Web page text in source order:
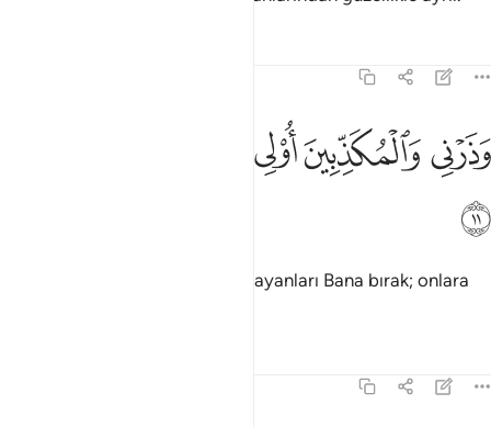
وذرني والمكذبين اولي النعمة ومهلهم قليلا ١١
وَذَرْنِى وَٱلْمُكَذِّبِينَ أُو۟لِى ٱلنَّعْمَةِ وَمَهِّلْهُمْ قَلِيلًا ١١
ﲅﲆﲇ
ﲋ
Varlık sahibi olup da seni yalanlayanları Bana bırak; onlara